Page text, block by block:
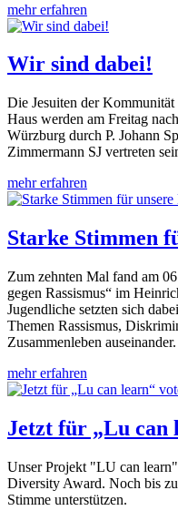
mehr erfahren
Wir sind dabei!
Die Jesuiten der
Haus werden am Freitag
Würzburg durch P. Johann
Zimmermann SJ vertreten
mehr erfahren
Starke Stimmen
Zum zehnten Mal fand am
gegen Rassismus“ im
Jugendliche setzten sich
Themen Rassismus,
Zusammenleben auseinander.
mehr erfahren
Jetzt für „Lu can
Unser Projekt "LU can
Diversity Award. Noch bis
Stimme unterstützen.